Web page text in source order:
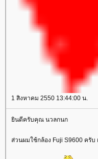
1 สิงหาคม 2550 13:44:00 น.
ินดีครับคุณ นวลกนก
ส่วนผมใช้กล้อง Fuji S9600 ครับ